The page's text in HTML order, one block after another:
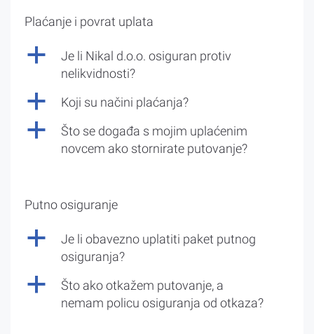
Plaćanje i povrat uplata
a
Je li Nikal d.o.o. osiguran protiv
nelikvidnosti?
a Koji su načini plaćanja?
a
Što se događa s mojim uplaćenim
novcem ako stornirate putovanje?
Putno osiguranje
a
Je li obavezno uplatiti paket putnog
osiguranja?
a
Što ako otkažem putovanje, a
nemam policu osiguranja od otkaza?